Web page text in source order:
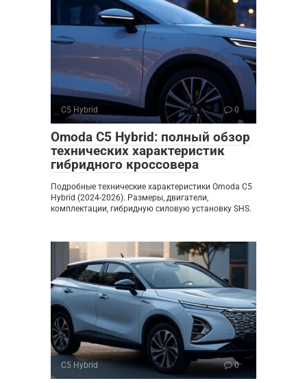
C5 Hybrid 0
Omoda C5 Hybrid: полный обзор
технических характеристик
гибридного кроссовера
Подробные технические характеристики Omoda C5
Hybrid (2024-2026). Размеры, двигатели,
комплектации, гибридную силовую установку SHS.
C5 Hybrid 0